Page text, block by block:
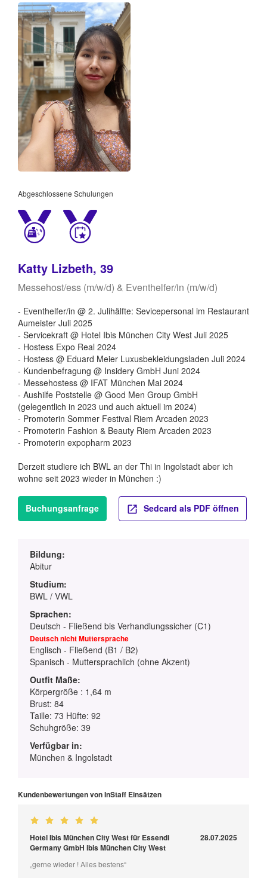
Abgeschlossene Schulungen
Katty Lizbeth, 39
Messehost/ess (m/w/d) & Eventhelfer/in (m/w/d)
- Eventhelfer/in @ 2. Julihälfte: Sevicepersonal im Restaurant
Aumeister Juli 2025
- Servicekraft @ Hotel Ibis München City West Juli 2025
- Hostess Expo Real 2024
- Hostess @ Eduard Meier Luxusbekleidungsladen Juli 2024
- Kundenbefragung @ Insidery GmbH Juni 2024
- Messehostess @ IFAT München Mai 2024
- Aushilfe Poststelle @ Good Men Group GmbH
(gelegentlich in 2023 und auch aktuell im 2024)
- Promoterin Sommer Festival Riem Arcaden 2023
- Promoterin Fashion & Beauty Riem Arcaden 2023
- Promoterin expopharm 2023
Derzeit studiere ich BWL an der Thi in Ingolstadt aber ich
wohne seit 2023 wieder in München :)
Buchungsanfrage Sedcard als PDF öffnen
Bildung:
Abitur
Studium:
BWL / VWL
Sprachen:
Deutsch - Fließend bis Verhandlungssicher (C1)
Deutsch nicht Muttersprache
Englisch - Fließend (B1 / B2)
Spanisch - Muttersprachlich (ohne Akzent)
Outfit Maße:
Körpergröße : 1,64 m
Brust: 84
Taille: 73 Hüfte: 92
Schuhgröße: 39
Verfügbar in:
München & Ingolstadt
Kundenbewertungen von InStaff Einsätzen
Hotel Ibis München City West für Essendi
Germany GmbH ibis München City West
28.07.2025
„gerne wieder ! Alles bestens“